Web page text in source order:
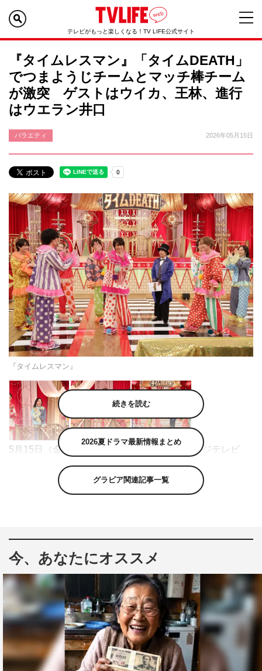
テレビがもっと楽しくなる！TV LIFE公式サイト
『タイムレスマン』「タイムDEATH」
でつまようじチームとマッチ棒チーム
が激突 ゲストはウイカ、王林、進行
はウエラン井口
バラエティ 2026年05月15日
『タイムレスマン』
5月15日（金）放送の『タイムレスマン』（フジテレビ
系 午後9時58分～10時52分）は、ゲストにファーストサ
マーウイカ、王林、進行に井口浩之（ウエストランド）を
生、猪俣周杜、篠塚大輝のtimeleszメンバー8人が、「と
にかく何事にも全力で、汗をかく！」を合言葉に、全員一
丸となって、かつそれぞれの個性を発揮しながら、さまざ
まな企画に挑戦する『タイムレスマン』。今回は、ゲーム
企画「タイムDEATH」の第2弾を送る。
「タイムDEATH」は、色とりどりのピエロの衣装を身に
まとったメンバー8人が2チームに分かれ、制限時間1分間
でさまざまなゲームにチャレンジするゲームバトル企画。
続きを読む
2026夏ドラマ最新情報まとめ
グラビア関連記事一覧
今、あなたにオススメ